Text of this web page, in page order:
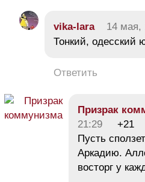
vika-lara 14 мая,
Тонкий, одесский
Ответить
Призрак
21:29
+21
Пусть
Аркадию.
восторг у